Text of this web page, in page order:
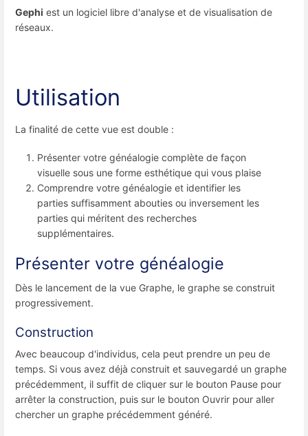
Gephi est un logiciel libre d'analyse et de visualisation de
réseaux.
Utilisation
La finalité de cette vue est double :
Présenter votre généalogie complète de façon
visuelle sous une forme esthétique qui vous plaise
Comprendre votre généalogie et identifier les
parties suffisamment abouties ou inversement les
parties qui méritent des recherches
supplémentaires.
Présenter votre généalogie
Dès le lancement de la vue Graphe, le graphe se construit
progressivement.
Construction
Avec beaucoup d'individus, cela peut prendre un peu de
temps. Si vous avez déjà construit et sauvegardé un graphe
précédemment, il suffit de cliquer sur le bouton Pause pour
arrêter la construction, puis sur le bouton Ouvrir pour aller
chercher un graphe précédemment généré.